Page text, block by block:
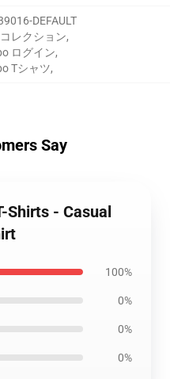
DEFAULT
レクション,
ログイン,
Tシャツ,
Say
Shirts - Casual
100%
0%
0%
0%